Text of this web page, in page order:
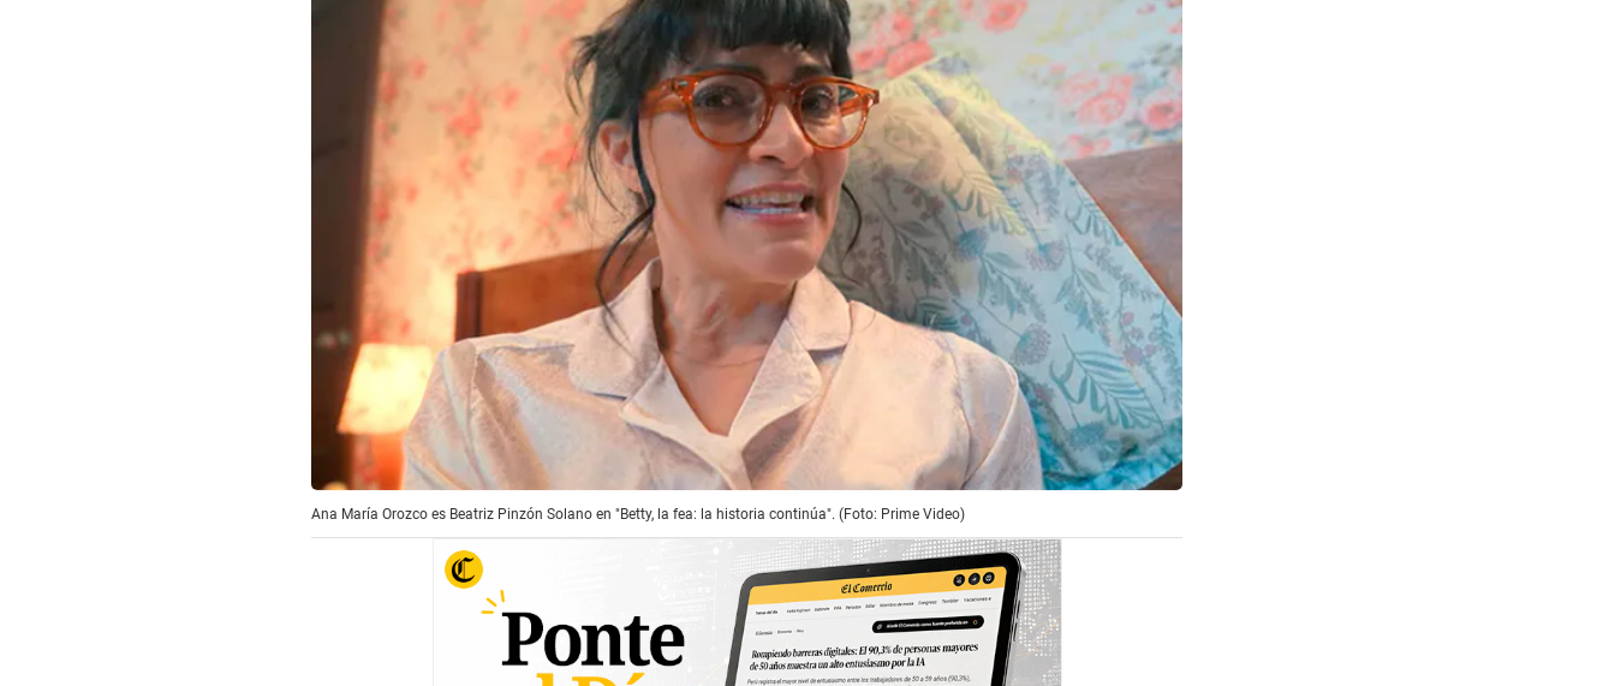
Ana María Orozco es Beatriz Pinzón Solano en "Betty, la fea: la historia continúa". (Foto: Prime Video)